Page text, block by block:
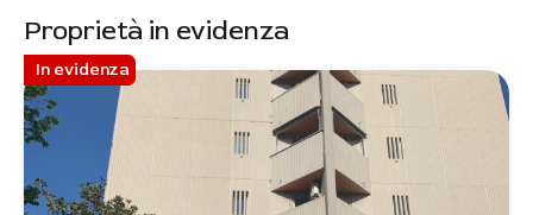
Proprietà in evidenza
In evidenza